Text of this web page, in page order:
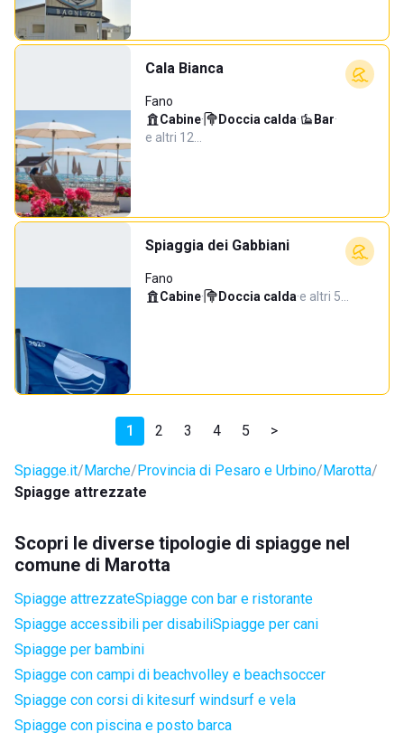
Cala Bianca
Fano
Cabine· Doccia calda· Bar·
e altri 12…
Spiaggia dei Gabbiani
Fano
Cabine· Doccia calda·e altri 5…
1 2 3 4 5 >
Spiagge.it Marche Provincia di Pesaro e Urbino Marotta
Spiagge attrezzate
Scopri le diverse tipologie di spiagge nel
comune di Marotta
Spiagge attrezzateSpiagge con bar e ristorante
Spiagge accessibili per disabiliSpiagge per cani
Spiagge per bambini
Spiagge con campi di beachvolley e beachsoccer
Spiagge con corsi di kitesurf windsurf e vela
Spiagge con piscina e posto barca